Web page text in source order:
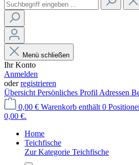
Menü schließen
Ihr Konto
Anmelden
oderregistrieren
Übersicht Persönliches Profil Adressen
0,00 € Warenkorb enthält 0
0,00 €.
Home
Teichfische
Zur Kategorie Teichfische